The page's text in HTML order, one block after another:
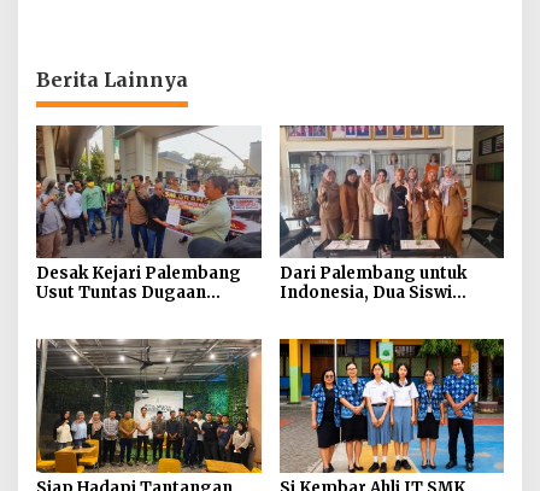
Berita Lainnya
Desak Kejari Palembang
Usut Tuntas Dugaan
GRANSI Gelar Aksi Damai
Dari Palembang untuk
Indonesia, Dua Siswi